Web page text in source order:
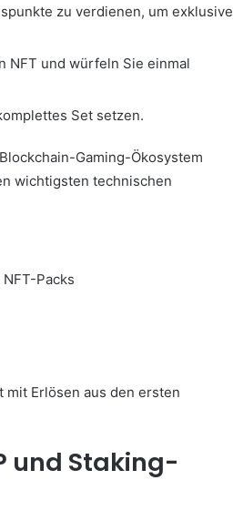
zu verdienen, um exklusive
NFT und würfeln Sie einmal
Set setzen.
Gaming-Ökosystem
wichtigsten technischen
Packs
mit Erlösen aus den ersten
und Staking-